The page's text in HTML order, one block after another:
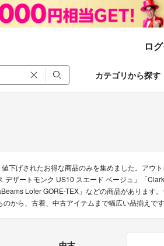
ロ
カテゴリから探す
下げされたお得な商品のみを集めました。アウ
ザートモンク US10 スエード ベージュ」「
Lofer GORE-TEX」などの商品があります
から、古着、中古アイテムまで幅広い品揃えです